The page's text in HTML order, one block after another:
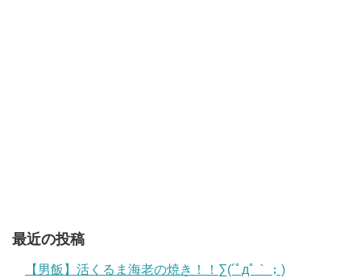
最近の投稿
【男飯】活くるま海老の焼き！！∑(´ﾟдﾟ｀；)